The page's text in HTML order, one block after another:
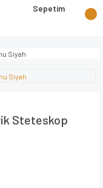
Sepetim
Steteskop